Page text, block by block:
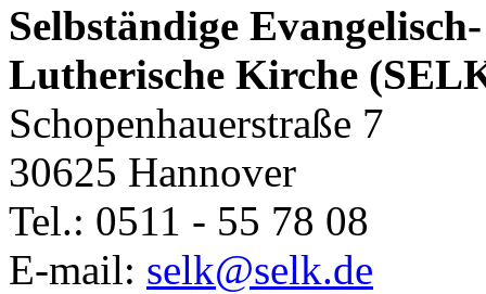
Selbständige Evangelisch-
Lutherische Kirche
Schopenhauerstraße 7
30625 Hannover
Tel.: 0511 - 55 78 08
E-mail: selk@selk.de